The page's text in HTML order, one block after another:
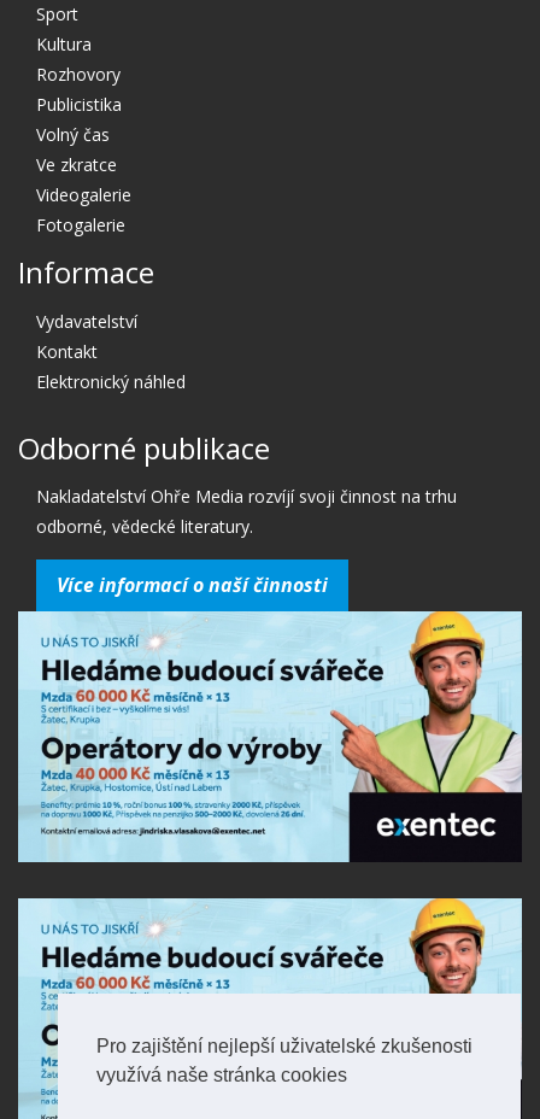
Pro zajištění nejlepší uživatelské zkušenosti
využívá naše stránka cookies
Sport
Kultura
Rozhovory
Publicistika
Volný čas
Ve zkratce
Videogalerie
Fotogalerie
Informace
Vydavatelství
Kontakt
Elektronický náhled
Odborné publikace
Nakladatelství Ohře Media rozvíjí svoji činnost na trhu
odborné, vědecké literatury.
Více informací o naší činnosti